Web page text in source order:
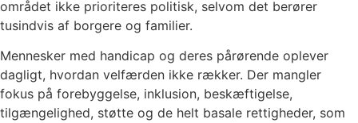
området ikke prioriteres politisk, selvom det berører
tusindvis af borgere og familier.
Mennesker med handicap og deres pårørende oplever
dagligt, hvordan velfærden ikke rækker. Der mangler
fokus på forebyggelse, inklusion, beskæftigelse,
tilgængelighed, støtte og de helt basale rettigheder, som